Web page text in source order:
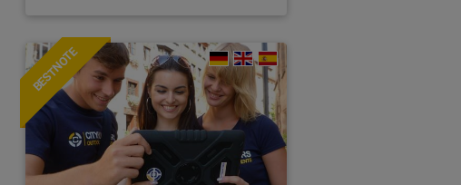
BESTNOTE